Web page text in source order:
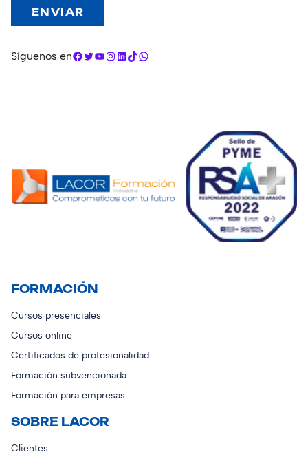
Síguenos enFacebook
Twitter
YouTube
Instagram
LinkedIn
TikTokWhatsApp
FORMACIÓN
Cursos presenciales
Cursos online
Certificados de profesionalidad
Formación subvencionada
Formación para empresas
SOBRE LACOR
Clientes